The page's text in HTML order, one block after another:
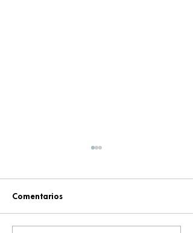
Comentarios